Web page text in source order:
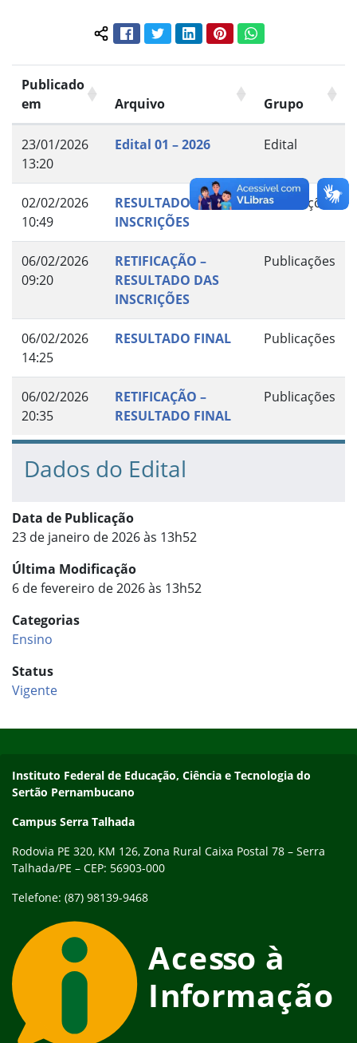
Compartilhar conteúdo:
FacebookTwitterLinkedInPinterestWhatsApp
Publicado
em
Arquivo Grupo
23/01/2026
13:20
Edital 01 – 2026 Edital
02/02/2026
10:49
RESULTADOS DAS
INSCRIÇÕES
Publicações
06/02/2026
09:20
RETIFICAÇÃO –
RESULTADO DAS
INSCRIÇÕES
Publicações
06/02/2026
14:25
RESULTADO FINAL Publicações
06/02/2026
20:35
RETIFICAÇÃO –
RESULTADO FINAL
Publicações
Dados do Edital
Data de Publicação
23 de janeiro de 2026 às 13h52
Última Modificação
6 de fevereiro de 2026 às 13h52
Categorias
Ensino
Status
Vigente
Endereço
Instituto Federal de Educação, Ciência e Tecnologia do
Sertão Pernambucano
Campus Serra Talhada
Rodovia PE 320, KM 126, Zona Rural Caixa Postal 78 – Serra
Talhada/PE – CEP: 56903-000
Telefone: (87) 98139-9468